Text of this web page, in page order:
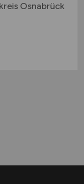
Osnabrück